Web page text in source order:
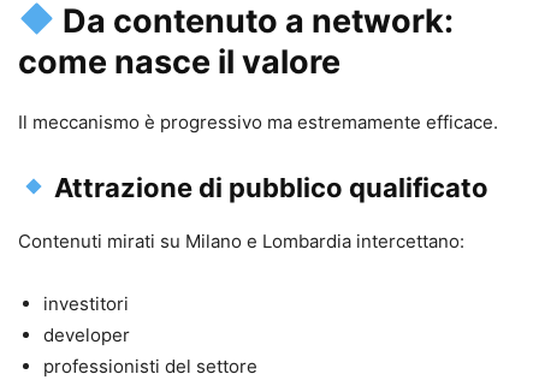
Da contenuto a network:
come nasce il valore
Il meccanismo è progressivo ma estremamente efficace.
Attrazione di pubblico qualificato
Contenuti mirati su Milano e Lombardia intercettano:
investitori
developer
professionisti del settore